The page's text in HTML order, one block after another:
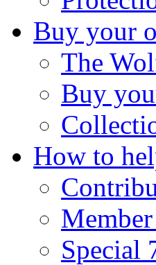
Buy your
The
Buy
How to
Special